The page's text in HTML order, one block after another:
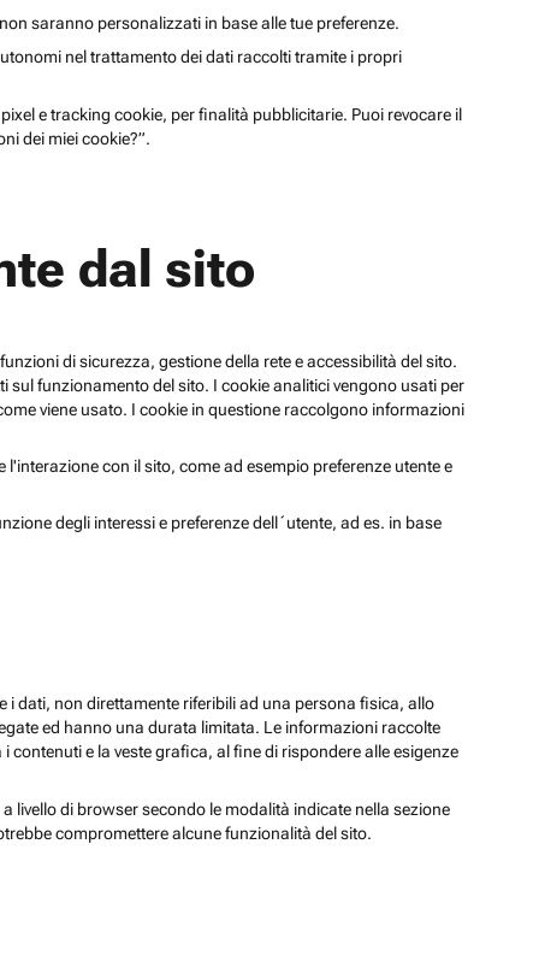
saranno personalizzati in base alle tue preferenze.
nel trattamento dei dati raccolti tramite i propri
e tracking cookie, per finalità pubblicitarie. Puoi revocare il
dei miei cookie?”.
dal sito
di sicurezza, gestione della rete e accessibilità del sito.
funzionamento del sito. I cookie analitici vengono usati per
viene usato. I cookie in questione raccolgono informazioni
con il sito, come ad esempio preferenze utente e
degli interessi e preferenze dell´utente, ad es. in base
i dati, non direttamente riferibili ad una persona fisica, allo
ed hanno una durata limitata. Le informazioni raccolte
e la veste grafica, al fine di rispondere alle esigenze
livello di browser secondo le modalità indicate nella sezione
compromettere alcune funzionalità del sito.